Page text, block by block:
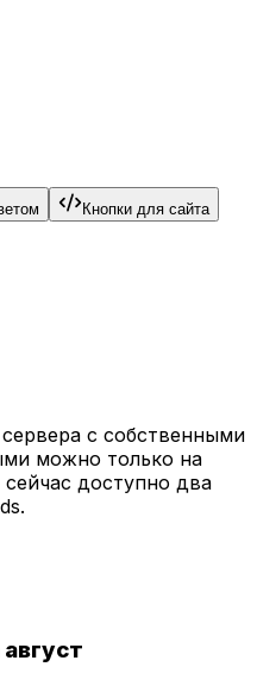
Кнопки для сайта
с собственными
можно только на
доступно два